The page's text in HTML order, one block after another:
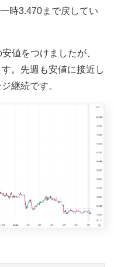
時3.470まで戻してい
値をつけましたが、
。先週も安値に接近し
継続です。